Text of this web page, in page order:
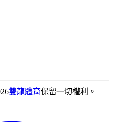
雙龍體育保留一切權利。